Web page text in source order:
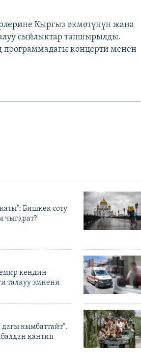
Кыргыз өкмөтүнүн жана
сыйлыктар тапшырылды.
концерти менен
Бишкек соту
чыгарат?
кендин
талкуу эмнени
кымбаттайт".
кантип